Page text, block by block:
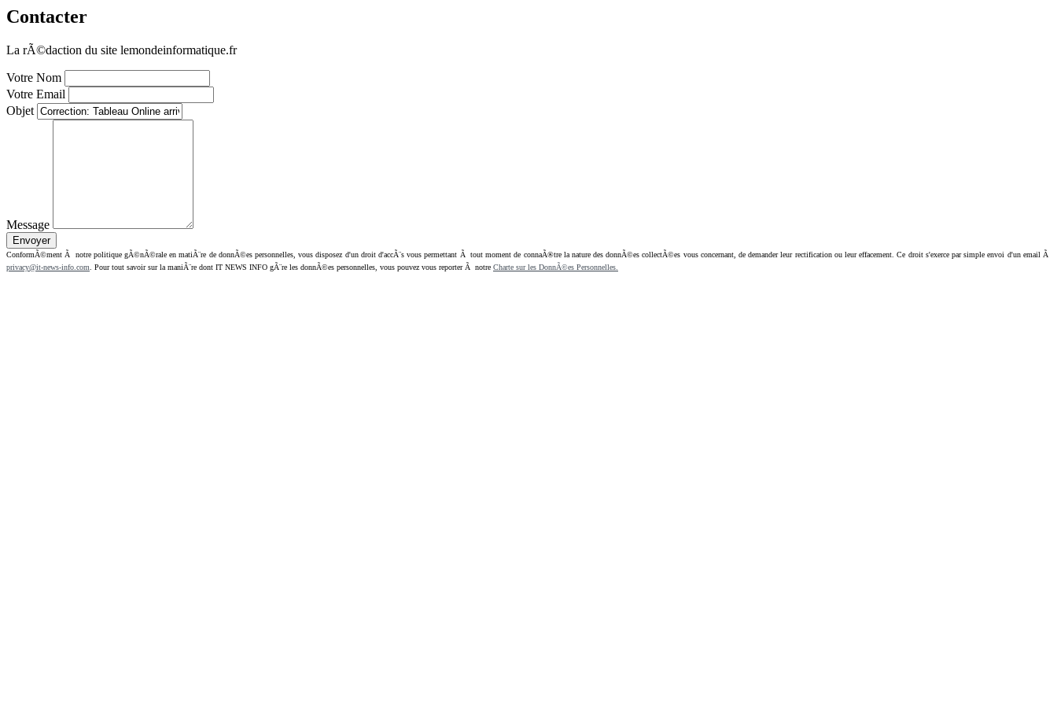
Contacter
La rÃ©daction du site lemondeinformatique.fr
Votre Nom
Votre Email
Objet
Message
ConformÃ©ment Ã notre politique gÃ©nÃ©rale en matiÃ¨re de donnÃ©es personnelles, vous disposez d'un droit d'accÃ¨s vous permettant Ã tout moment de connaÃ®tre la nature des donnÃ©es collectÃ©es vous concernant, de demander leur rectification ou leur effacement. Ce droit s'exerce par simple envoi d'un email Ã
privacy@it-news-info.com . Pour tout savoir sur la maniÃ¨re dont IT NEWS INFO gÃ¨re les donnÃ©es personnelles, vous pouvez vous reporter Ã notre Charte sur les DonnÃ©es Personnelles.